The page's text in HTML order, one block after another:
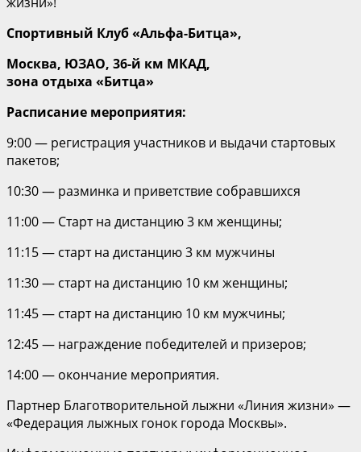
Спортивный Клуб «Альфа-Битца»,
Москва, ЮЗАО, 36-й км МКАД,
зона отдыха «Битца»
Расписание мероприятия:
9:00 — регистрация участников и выдачи стартовых
пакетов;
10:30 — разминка и приветствие собравшихся
11:00 — Старт на дистанцию 3 км женщины;
11:15 — старт на дистанцию 3 км мужчины
11:30 — старт на дистанцию 10 км женщины;
11:45 — старт на дистанцию 10 км мужчины;
12:45 — награждение победителей и призеров;
14:00 — окончание мероприятия.
Партнер Благотворительной лыжни «Линия жизни» —
«Федерация лыжных гонок города Москвы».